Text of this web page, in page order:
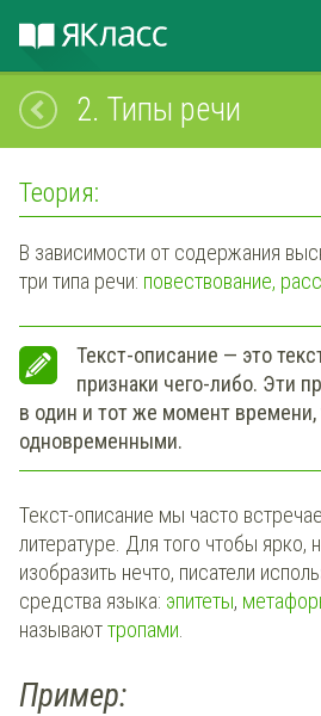
2. Типы речи
Теория:
В зависимости от содержания
три типа речи: повествование,
Текст-описание — это
признаки чего-либо. Эти
в один и тот же момент времени,
одновременными.
Текст-описание мы часто
литературе. Для того чтобы ярко,
изобразить нечто, писатели
средства языка: эпитеты,
называюттропами
Пример: